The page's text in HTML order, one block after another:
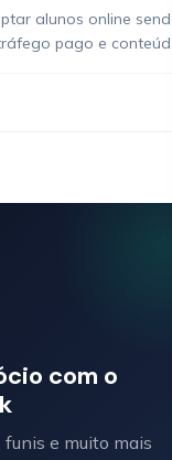
alunos online
pago e
com o
e muito mais